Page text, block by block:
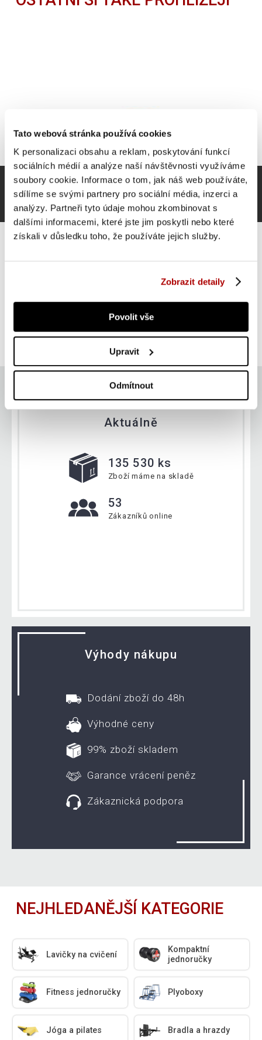
Tato webová stránka používá cookies
K personalizaci obsahu a reklam, poskytování funkcí
sociálních médií a analýze naší návštěvnosti využíváme
soubory cookie. Informace o tom, jak náš web používáte,
sdílíme se svými partnery pro sociální média, inzerci a
analýzy. Partneři tyto údaje mohou zkombinovat s
dalšími informacemi, které jste jim poskytli nebo které
získali v důsledku toho, že používáte jejich služby.
Zobrazit detaily
Povolit vše
Upravit
Odmítnout
Gorilla Sports Litinový činkový kotouč, pogumovaný,
Aktuálně
135 530 ks
Zboží máme na skladě
53
Zákazníků online
Výhody nákupu
Dodání zboží do 48h
Výhodné ceny
99% zboží skladem
Garance vrácení peněz
Zákaznická podpora
NEJHLEDANĚJŠÍ KATEGORIE
Lavičky na cvičení
Kompaktní
jednoručky
Fitness jednoručky Plyoboxy
Jóga a pilates Bradla a hrazdy